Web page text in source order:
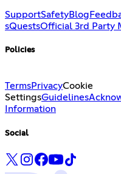
SupportSafetyBlog
sQuestsOfficial 3rd Party
Policies
TermsPrivacyCookie
SettingsGuidelines
Information
Social